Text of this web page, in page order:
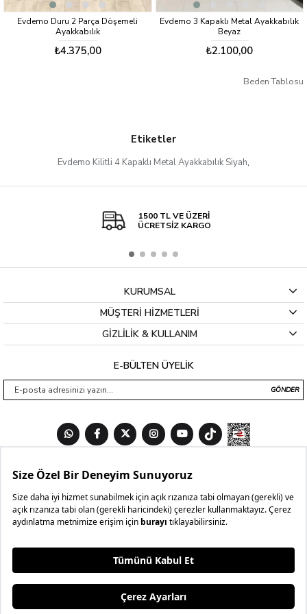
Evdemo Duru 2 Parça Döşemeli
Ayakkabılık
₺4.375,00
Evdemo 3 Kapaklı Metal Ayakkabılık
Beyaz
₺2.100,00
Beden Tablosu
Etiketler
Evdemo Kilitli 4 Kapaklı Metal Ayakkabılık Siyah,
1500 TL VE ÜZERİ
ÜCRETSİZ KARGO
KURUMSAL
MÜŞTERİ HİZMETLERİ
GİZLİLİK & KULLANIM
E-BÜLTEN ÜYELİK
GÖNDER